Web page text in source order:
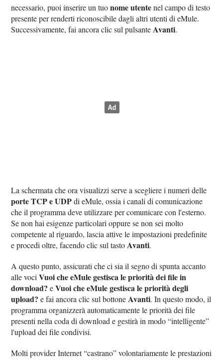
necessario, puoi inserire un tuonome utentenel campo di testo
presente per renderti riconoscibile dagli altri utenti di eMule.
Successivamente, fai ancora clic sul pulsante Avanti.
La schermata che ora visualizzi serve a scegliere i numeri delle
porte TCP e UDPdi eMule, ossia i canali di comunicazione
che il programma deve utilizzare per comunicare con l'esterno.
Se non hai esigenze particolari oppure se non sei molto
competente al riguardo, lascia attive le impostazioni predefinite
e procedi oltre, facendo clic sul tasto Avanti.
A questo punto, assicurati che ci sia il segno di spunta accanto
alle vociVuoi che eMule gestisca le priorità dei file in
download? eVuoi che eMule gestisca le priorità degli
upload? e fai ancora clic sul bottone Avanti. In questo modo, il
programma organizzerà automaticamente le priorità dei file
presenti nella coda di download e gestirà in modo “intelligente”
l'upload dei file condivisi.
Molti provider Internet “castrano” volontariamente le prestazioni